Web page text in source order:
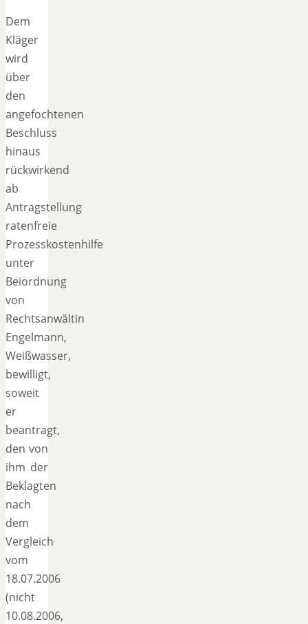
Dem
Kläger
wird
über
den
angefochtenen
Beschluss
hinaus
rückwirkend
ab
Antragstellung
ratenfreie
Prozesskostenhilfe
unter
Beiordnung
von
Rechtsanwältin
Engelmann,
Weißwasser,
bewilligt,
soweit
er
beantragt,
den von
ihm der
Beklagten
nach
dem
Vergleich
vom
18.07.2006
(nicht
10.08.2006,